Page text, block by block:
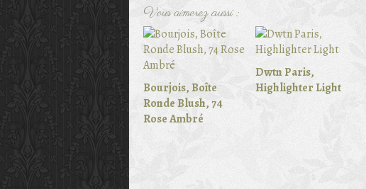
Vous aimerez aussi :
Bourjois, Boîte
Ronde Blush, 74
Rose Ambré
Dwtn Paris,
Highlighter Light